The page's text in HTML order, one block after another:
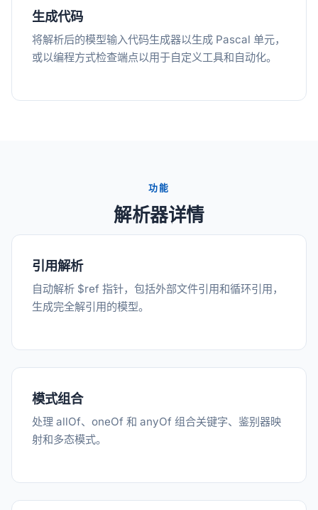
生成代码
将解析后的模型输入代码生成器以生成 Pascal 单元，
或以编程方式检查端点以用于自定义工具和自动化。
功能
解析器详情
引用解析
自动解析 $ref 指针，包括外部文件引用和循环引用，
生成完全解引用的模型。
模式组合
处理 allOf、oneOf 和 anyOf 组合关键字、鉴别器映
射和多态模式。